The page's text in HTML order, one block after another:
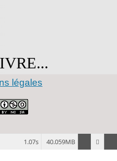
légales
40.059MB
1.07s